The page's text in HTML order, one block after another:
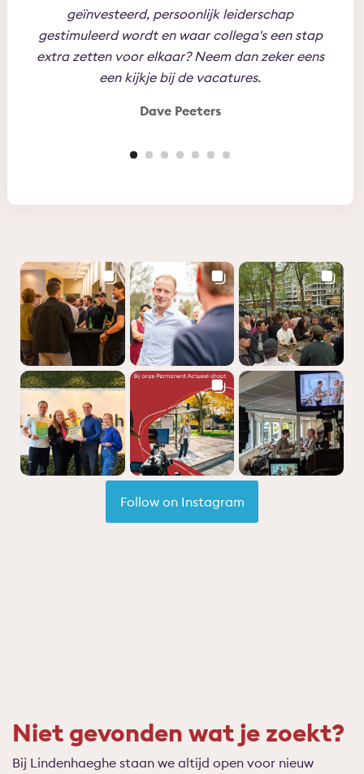
geïnvesteerd, persoonlijk leiderschap
gestimuleerd wordt en waar collega's een stap
extra zetten voor elkaar? Neem dan zeker eens
een kijkje bij de vacatures.
Dave Peeters
Follow on Instagram
Niet gevonden wat je zoekt?
Bij Lindenhaeghe staan we altijd open voor nieuw